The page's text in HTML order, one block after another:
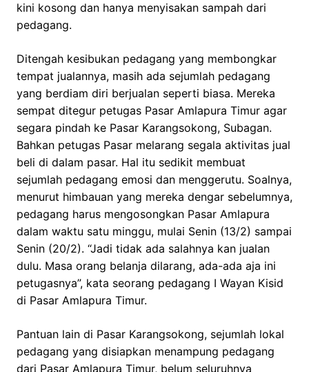
kini kosong dan hanya menyisakan sampah dari
pedagang.
Ditengah kesibukan pedagang yang membongkar
tempat jualannya, masih ada sejumlah pedagang
yang berdiam diri berjualan seperti biasa. Mereka
sempat ditegur petugas Pasar Amlapura Timur agar
segara pindah ke Pasar Karangsokong, Subagan.
Bahkan petugas Pasar melarang segala aktivitas jual
beli di dalam pasar. Hal itu sedikit membuat
sejumlah pedagang emosi dan menggerutu. Soalnya,
menurut himbauan yang mereka dengar sebelumnya,
pedagang harus mengosongkan Pasar Amlapura
dalam waktu satu minggu, mulai Senin (13/2) sampai
Senin (20/2). “Jadi tidak ada salahnya kan jualan
dulu. Masa orang belanja dilarang, ada-ada aja ini
petugasnya”, kata seorang pedagang I Wayan Kisid
di Pasar Amlapura Timur.
Pantuan lain di Pasar Karangsokong, sejumlah lokal
pedagang yang disiapkan menampung pedagang
dari Pasar Amlapura Timur, belum seluruhnya